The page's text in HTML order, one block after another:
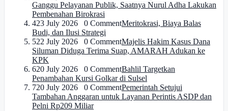
Ganggu Pelayanan Publik, Saatnya Nurul Adha Lakukan
Pembenahan Birokrasi
423 July 2026 0 CommentMeritokrasi, Biaya Balas
Budi, dan Ilusi Strategi
522 July 2026 0 CommentMajelis Hakim Kasus Dana
Siluman Diduga Terima Suap, AMARAH Adukan ke
KPK
620 July 2026 0 CommentBahlil Targetkan
Penambahan Kursi Golkar di Sulsel
720 July 2026 0 CommentPemerintah Setujui
Tambahan Anggaran untuk Layanan Perintis ASDP dan
Pelni Rp209 Miliar